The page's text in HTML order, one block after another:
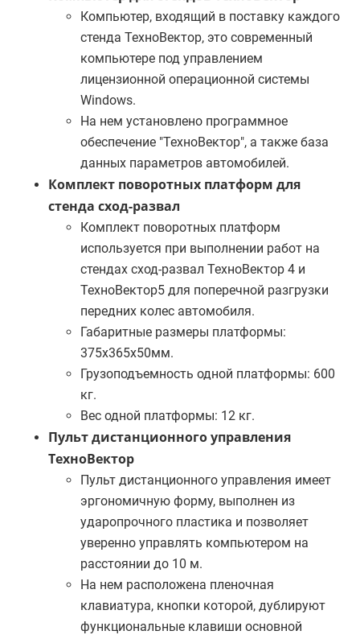
Компьютер, входящий в поставку каждого
стенда ТехноВектор, это современный
компьютере под управлением
лицензионной операционной системы
Windows.
На нем установлено программное
обеспечение "ТехноВектор", а также база
данных параметров автомобилей.
Комплект поворотных платформ для
стенда сход-развал
Комплект поворотных платформ
используется при выполнении работ на
стендах сход-развал ТехноВектор 4 и
ТехноВектор5 для поперечной разгрузки
передних колес автомобиля.
Габаритные размеры платформы:
375х365х50мм.
Грузоподъемность одной платформы: 600
кг.
Вес одной платформы: 12 кг.
Пульт дистанционного управления
ТехноВектор
Пульт дистанционного управления имеет
эргономичную форму, выполнен из
ударопрочного пластика и позволяет
уверенно управлять компьютером на
расстоянии до 10 м.
На нем расположена пленочная
клавиатура, кнопки которой, дублируют
функциональные клавиши основной